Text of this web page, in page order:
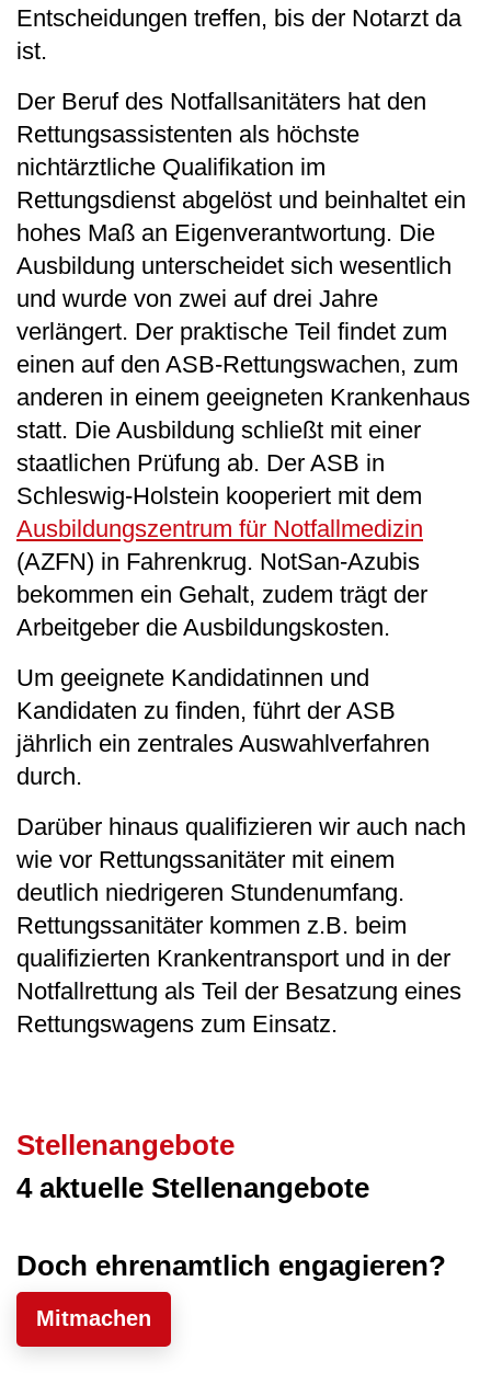
Entscheidungen treffen, bis der Notarzt da
ist.
Der Beruf des Notfallsanitäters hat den
Rettungsassistenten als höchste
nichtärztliche Qualifikation im
Rettungsdienst abgelöst und beinhaltet ein
hohes Maß an Eigenverantwortung. Die
Ausbildung unterscheidet sich wesentlich
und wurde von zwei auf drei Jahre
verlängert. Der praktische Teil findet zum
einen auf den ASB-Rettungswachen, zum
anderen in einem geeigneten Krankenhaus
statt. Die Ausbildung schließt mit einer
staatlichen Prüfung ab. Der ASB in
Schleswig-Holstein kooperiert mit dem
Ausbildungszentrum für Notfallmedizin
(AZFN) in Fahrenkrug. NotSan-Azubis
bekommen ein Gehalt, zudem trägt der
Arbeitgeber die Ausbildungskosten.
Um geeignete Kandidatinnen und
Kandidaten zu finden, führt der ASB
jährlich ein zentrales Auswahlverfahren
durch.
Darüber hinaus qualifizieren wir auch nach
wie vor Rettungssanitäter mit einem
deutlich niedrigeren Stundenumfang.
Rettungssanitäter kommen z.B. beim
qualifizierten Krankentransport und in der
Notfallrettung als Teil der Besatzung eines
Rettungswagens zum Einsatz.
Stellenangebote
4 aktuelle Stellenangebote
Doch ehrenamtlich engagieren?
Mitmachen